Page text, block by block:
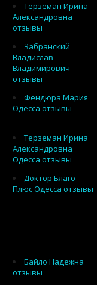
Терземан Ирина
Александровна
отзывы
Забранский
Владислав
Владимирович
отзывы
Фендюра Мария
Одесса отзывы
Терземан Ирина
Александровна
Одесса отзывы
Доктор Благо
Плюс Одесса отзывы
Байло Надежна
отзывы